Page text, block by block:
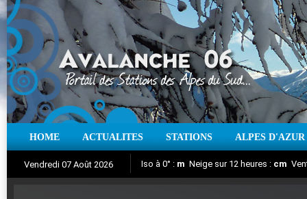
HOME ACTUALITES STATIONS ALPES D'AZUR
Vendredi 07 Août 2026 Iso à 0° : m Neige sur 12 heures : cm